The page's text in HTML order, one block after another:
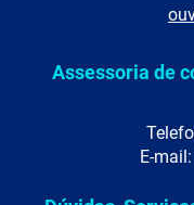
Assessoria de
E-